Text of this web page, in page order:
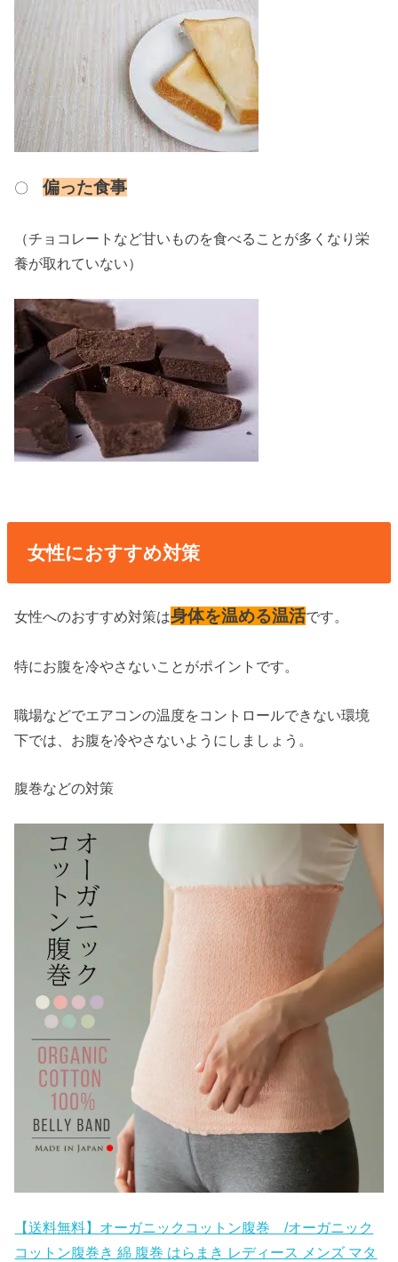
〇偏った食事
（チョコレートなど甘いものを食べることが多くなり栄
養が取れていない）
女性におすすめ対策
女性へのおすすめ対策は身体を温める温活です。
特にお腹を冷やさないことがポイントです。
職場などでエアコンの温度をコントロールできない環境
下では、お腹を冷やさないようにしましょう。
腹巻などの対策
【送料無料】オーガニックコットン腹巻 /オーガニック
コットン腹巻き 綿 腹巻 はらまき レディース メンズ マタ